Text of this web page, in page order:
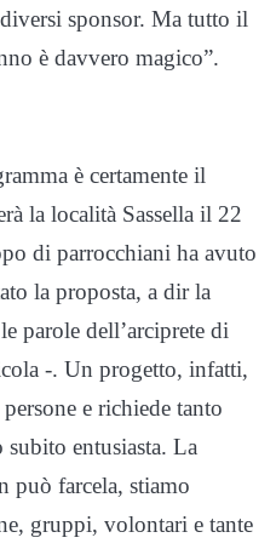
sponsor. Ma tutto il
è davvero magico”.
è certamente il
la località Sassella il 22
di parrocchiani ha avuto
la proposta, a dir la
parole dell’arciprete di
-. Un progetto, infatti,
e richiede tanto
entusiasta. La
può farcela, stiamo
gruppi, volontari e tante